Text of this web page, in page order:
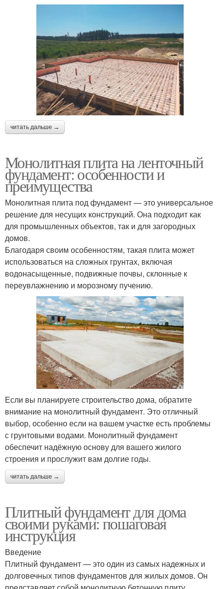
читать дальше →
Монолитная плита на ленточный
фундамент: особенности и
преимущества
Монолитная плита под фундамент — это универсальное
решение для несущих конструкций. Она подходит как
для промышленных объектов, так и для загородных
домов.
Благодаря своим особенностям, такая плита может
использоваться на сложных грунтах, включая
водонасыщенные, подвижные почвы, склонные к
переувлажнению и морозному пучению.
Если вы планируете строительство дома, обратите
внимание на монолитный фундамент. Это отличный
выбор, особенно если на вашем участке есть проблемы
с грунтовыми водами. Монолитный фундамент
обеспечит надёжную основу для вашего жилого
строения и прослужит вам долгие годы.
читать дальше →
Плитный фундамент для дома
своими руками: пошаговая
инструкция
Введение
Плитный фундамент — это один из самых надежных и
долговечных типов фундаментов для жилых домов. Он